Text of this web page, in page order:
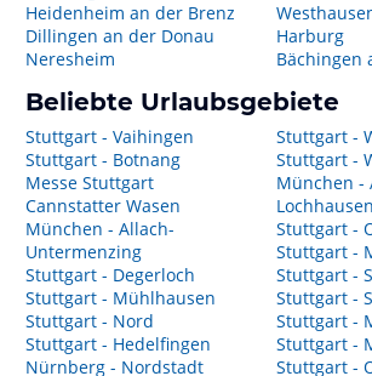
Heidenheim an der Brenz
Dillingen an der Donau
Neresheim
Harburg
Bächingen
Beliebte Urlaubsgebiete
Stuttgart - Vaihingen
Stuttgart - Botnang
Messe Stuttgart
Cannstatter Wasen
München - Allach-
Untermenzing
Stuttgart - Degerloch
Stuttgart - Mühlhausen
Stuttgart - Nord
Stuttgart - Hedelfingen
Nürnberg - Nordstadt
Stuttgart -
Stuttgart -
München -
Stuttgart -
Stuttgart -
Stuttgart -
Stuttgart -
Stuttgart -
Stuttgart -
Stuttgart -